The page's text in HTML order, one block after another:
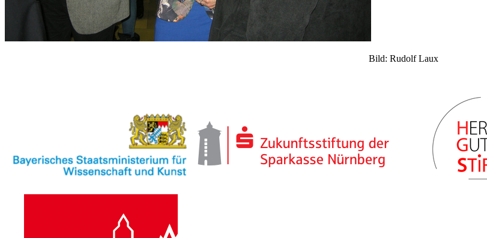
Bild: Rudolf Laux